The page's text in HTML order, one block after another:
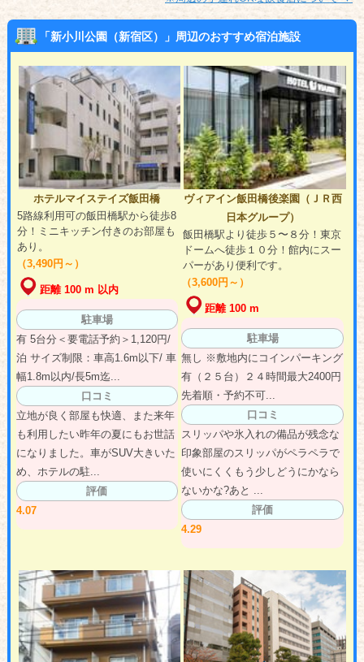
「新小川公園（新宿区）」周辺のおすすめ宿泊施設
ホテルマイステイズ飯田橋
5路線利用可の飯田橋駅から徒歩8
分！ミニキッチン付きのお部屋も
あり。
（3,490円～）
距離 100 m 以内
駐車場
有 5台分＜要電話予約＞1,120円/
泊 サイズ制限：車高1.6m以下/ 車
幅1.8m以内/長5m迄...
口コミ
立地が良く部屋も快適、また来年
も利用したい昨年の夏にもお世話
になりました。車がSUV大きいた
め、ホテルの駐...
評価
4.07
ヴィアイン飯田橋後楽園（ＪＲ西
日本グループ）
飯田橋駅より徒歩５〜８分！東京
ドームへ徒歩１０分！館内にスー
パーがあり便利です。
（3,600円～）
距離 100 m
駐車場
無し ※敷地内にコインパーキング
有（２５台）２４時間最大2400円
先着順・予約不可...
口コミ
スリッパや氷入れの備品が残念な
印象部屋のスリッパがペラペラで
使いにくくもう少しどうにかなら
ないかな?あと ...
評価
4.29